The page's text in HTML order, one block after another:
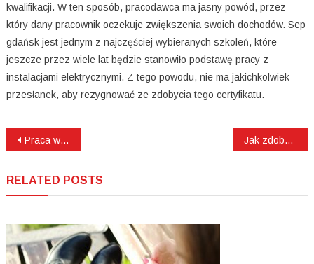
kwalifikacji. W ten sposób, pracodawca ma jasny powód, przez
który dany pracownik oczekuje zwiększenia swoich dochodów. Sep
gdańsk jest jednym z najczęściej wybieranych szkoleń, które
jeszcze przez wiele lat będzie stanowiło podstawę pracy z
instalacjami elektrycznymi. Z tego powodu, nie ma jakichkolwiek
przesłanek, aby rezygnować ze zdobycia tego certyfikatu.
Nawigacja
Praca w klinice stomatologicznej Jak zdobyć uprawnienia SEP?
RELATED POSTS